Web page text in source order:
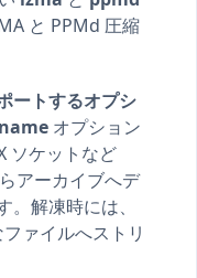
と PPMd 圧縮
ートするオプシ
オプション
ソケットなど
アーカイブへデ
解凍時には、
ァイルへストリ